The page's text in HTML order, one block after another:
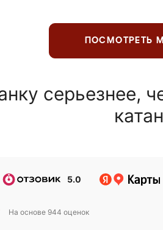
ПОСМОТРЕТЬ
серьезнее,
5.0
На основе 944 оценок